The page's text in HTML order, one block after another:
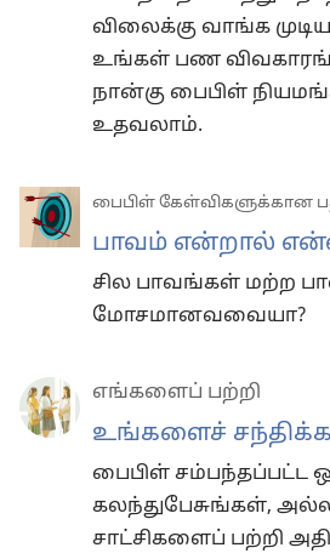
விலைக்கு வாங்க
உங்கள் பண
நான்கு பைபிள்
உதவலாம்.
பைபிள் கேள்விகளுக்கான
பாவம் என்றால்
சில பாவங்கள் மற்ற
மோசமானவவையா?
எங்களைப் பற்றி
உங்களைச்
பைபிள் சம்பந்தப்பட்ட
கலந்துபேசுங்கள்,
சாட்சிகளைப் பற்றி